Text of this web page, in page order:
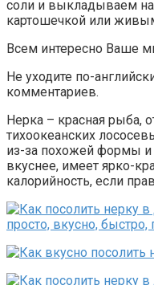
соли и выкладываем
картошечкой или
Всем интересно Ваше
Не уходите по-
комментариев.
Нерка – красная рыба,
тихоокеанских
из-за похожей формы и
вкуснее, имеет ярко-
калорийность, если